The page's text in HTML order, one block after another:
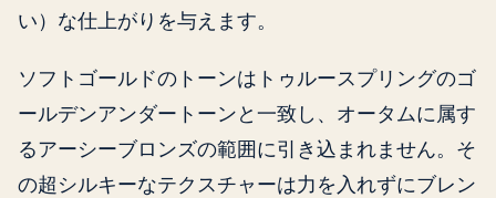
い）な仕上がりを与えます。
ソフトゴールドのトーンはトゥルースプリングのゴ
ールデンアンダートーンと一致し、オータムに属す
るアーシーブロンズの範囲に引き込まれません。そ
の超シルキーなテクスチャーは力を入れずにブレン